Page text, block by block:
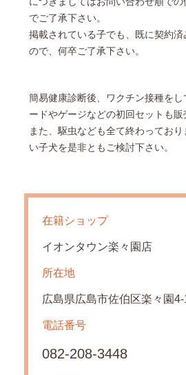
でご了承下さい。
掲載されている子でも、既に契約
ので、何卒ご了承下さい。
簡易健康診断後、ワクチン接種を
ードやゲージなどの初回セットも販
また、駆虫なども全て終わってお
い子犬を是非ともご検討下さい。
在籍ショップ
イオンタウン楽々園店
所在地
広島県広島市佐伯区楽々園
電話番号
082-208-3448